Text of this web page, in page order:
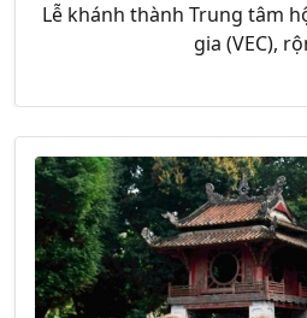
Lễ khánh thành Trung tâm
gia (VEC),